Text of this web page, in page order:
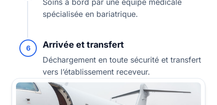
spécialisée en bariatrique.
6 Arrivée et transfert
Déchargement en toute sécurité et transfert
vers l’établissement receveur.